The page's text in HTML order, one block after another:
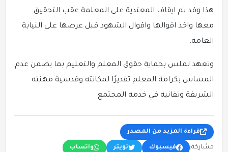
هذا وقد تم ايقاف المعتدية على المعلمة عقب التحقيق
معها واخذ اقوالها واقوال الشهود قبل عرضها على النيابة
العامة.
وتعهد لملس بحماية حقوق المعلم والتعليم بما يضمن عدم
المساس بكرامة المعلم تقديرًا لمكانته وقدسية مهنته
الشريفة وتفانيه في خدمة المجتمع
قراءة المزيد من المصدر
مشاركة: فيسبوك تويتر واتساب